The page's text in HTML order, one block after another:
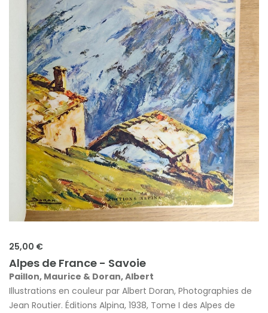
25,00 €
Alpes de France - Savoie
Paillon, Maurice & Doran, Albert
Illustrations en couleur par Albert Doran, Photographies de
Jean Routier. Éditions Alpina, 1938, Tome I des Alpes de